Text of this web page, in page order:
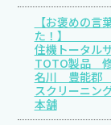
【お褒めの言
住機トータル
TOTO製品
名川 豊能郡
スクリーニ
本舗